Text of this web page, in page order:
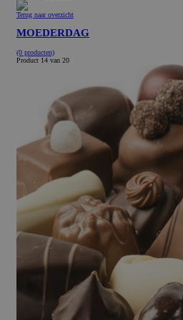
Terug naar overzicht
MOEDERDAG
(0 producten)
Product 14 van 20